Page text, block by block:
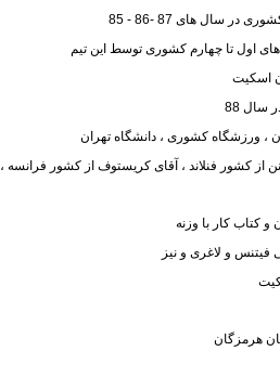
سال های 87 -86 - 85
اسکیت
سال 88
، ورزشگاه کشوری ، دانشگاه تهران
از کشور فنلاند ، آقای کریستوف از کشور فرانسه ،
کتاب کار با وزنه
فیتنس و لاغری و نیز
هرمزگان